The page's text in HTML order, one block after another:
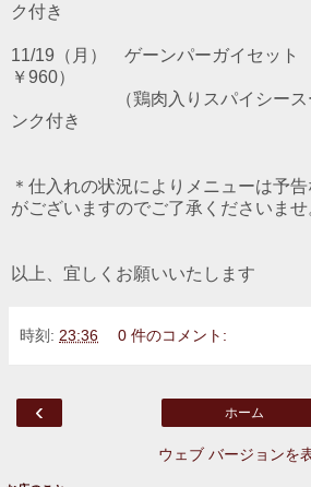
ク付き
11/19（月） ゲーンパーガイセット
￥960）
（鶏肉入りスパイシースー
ンク付き
＊仕入れの状況によりメニューは予
がございますのでご了承くださいませ
以上、宜しくお願いいたします
時刻: 23:36 0 件のコメント:
‹ ホーム
ウェブ バージョンを